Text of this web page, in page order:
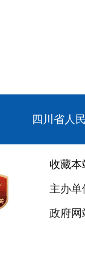
四川省人
收藏本
主办
政府网